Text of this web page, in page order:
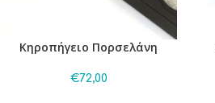
Κηροπήγειο Πορσελάνη
€72,00